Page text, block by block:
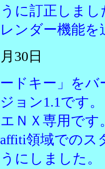
に訂正しまし
レンダー機能
30日
ードキー」を
ョン1.1です。
ＮＸ専用です
領域での
にしました。